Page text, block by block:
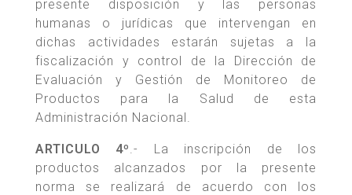
presente disposición y las personas
humanas o jurídicas que intervengan en
dichas actividades estarán sujetas a la
fiscalización y control de la Dirección de
Evaluación y Gestión de Monitoreo de
Productos para la Salud de esta
Administración Nacional.
ARTICULO 4º.- La inscripción de los
productos alcanzados por la presente
norma se realizará de acuerdo con los